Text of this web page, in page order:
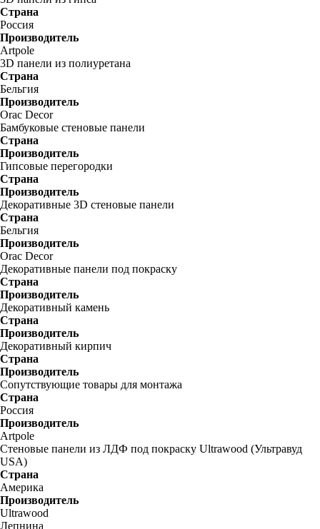
Страна
Россия
Производитель
Artpole
3D панели из полиуретана
Страна
Бельгия
Производитель
Orac Decor
Бамбуковые стеновые панели
Страна
Производитель
Гипсовые перегородки
Страна
Производитель
Декоративные 3D стеновые панели
Страна
Бельгия
Производитель
Orac Decor
Декоративные панели под покраску
Страна
Производитель
Декоративный камень
Страна
Производитель
Декоративный кирпич
Страна
Производитель
Сопутствующие товары для монтажа
Страна
Россия
Производитель
Artpole
Стеновые панели из ЛДФ под покраску Ultrawood (Ультравуд
USA)
Страна
Америка
Производитель
Ultrawood
Лепнина